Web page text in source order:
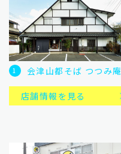
1 会津山都そば つつみ庵
店舗情報を見る